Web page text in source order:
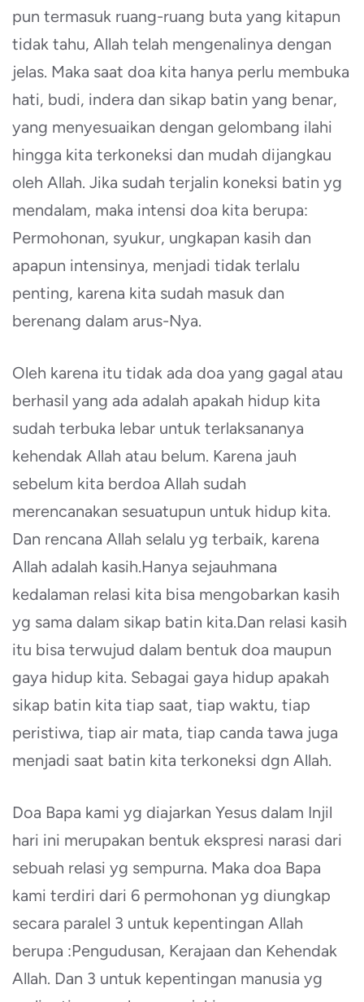
pun termasuk ruang-ruang buta yang kitapun
tidak tahu, Allah telah mengenalinya dengan
jelas. Maka saat doa kita hanya perlu membuka
hati, budi, indera dan sikap batin yang benar,
yang menyesuaikan dengan gelombang ilahi
hingga kita terkoneksi dan mudah dijangkau
oleh Allah. Jika sudah terjalin koneksi batin yg
mendalam, maka intensi doa kita berupa:
Permohonan, syukur, ungkapan kasih dan
apapun intensinya, menjadi tidak terlalu
penting, karena kita sudah masuk dan
berenang dalam arus-Nya.
Oleh karena itu tidak ada doa yang gagal atau
berhasil yang ada adalah apakah hidup kita
sudah terbuka lebar untuk terlaksananya
kehendak Allah atau belum. Karena jauh
sebelum kita berdoa Allah sudah
merencanakan sesuatupun untuk hidup kita.
Dan rencana Allah selalu yg terbaik, karena
Allah adalah kasih.Hanya sejauhmana
kedalaman relasi kita bisa mengobarkan kasih
yg sama dalam sikap batin kita.Dan relasi kasih
itu bisa terwujud dalam bentuk doa maupun
gaya hidup kita. Sebagai gaya hidup apakah
sikap batin kita tiap saat, tiap waktu, tiap
peristiwa, tiap air mata, tiap canda tawa juga
menjadi saat batin kita terkoneksi dgn Allah.
Doa Bapa kami yg diajarkan Yesus dalam Injil
hari ini merupakan bentuk ekspresi narasi dari
sebuah relasi yg sempurna. Maka doa Bapa
kami terdiri dari 6 permohonan yg diungkap
secara paralel 3 untuk kepentingan Allah
berupa :Pengudusan, Kerajaan dan Kehendak
Allah. Dan 3 untuk kepentingan manusia yg